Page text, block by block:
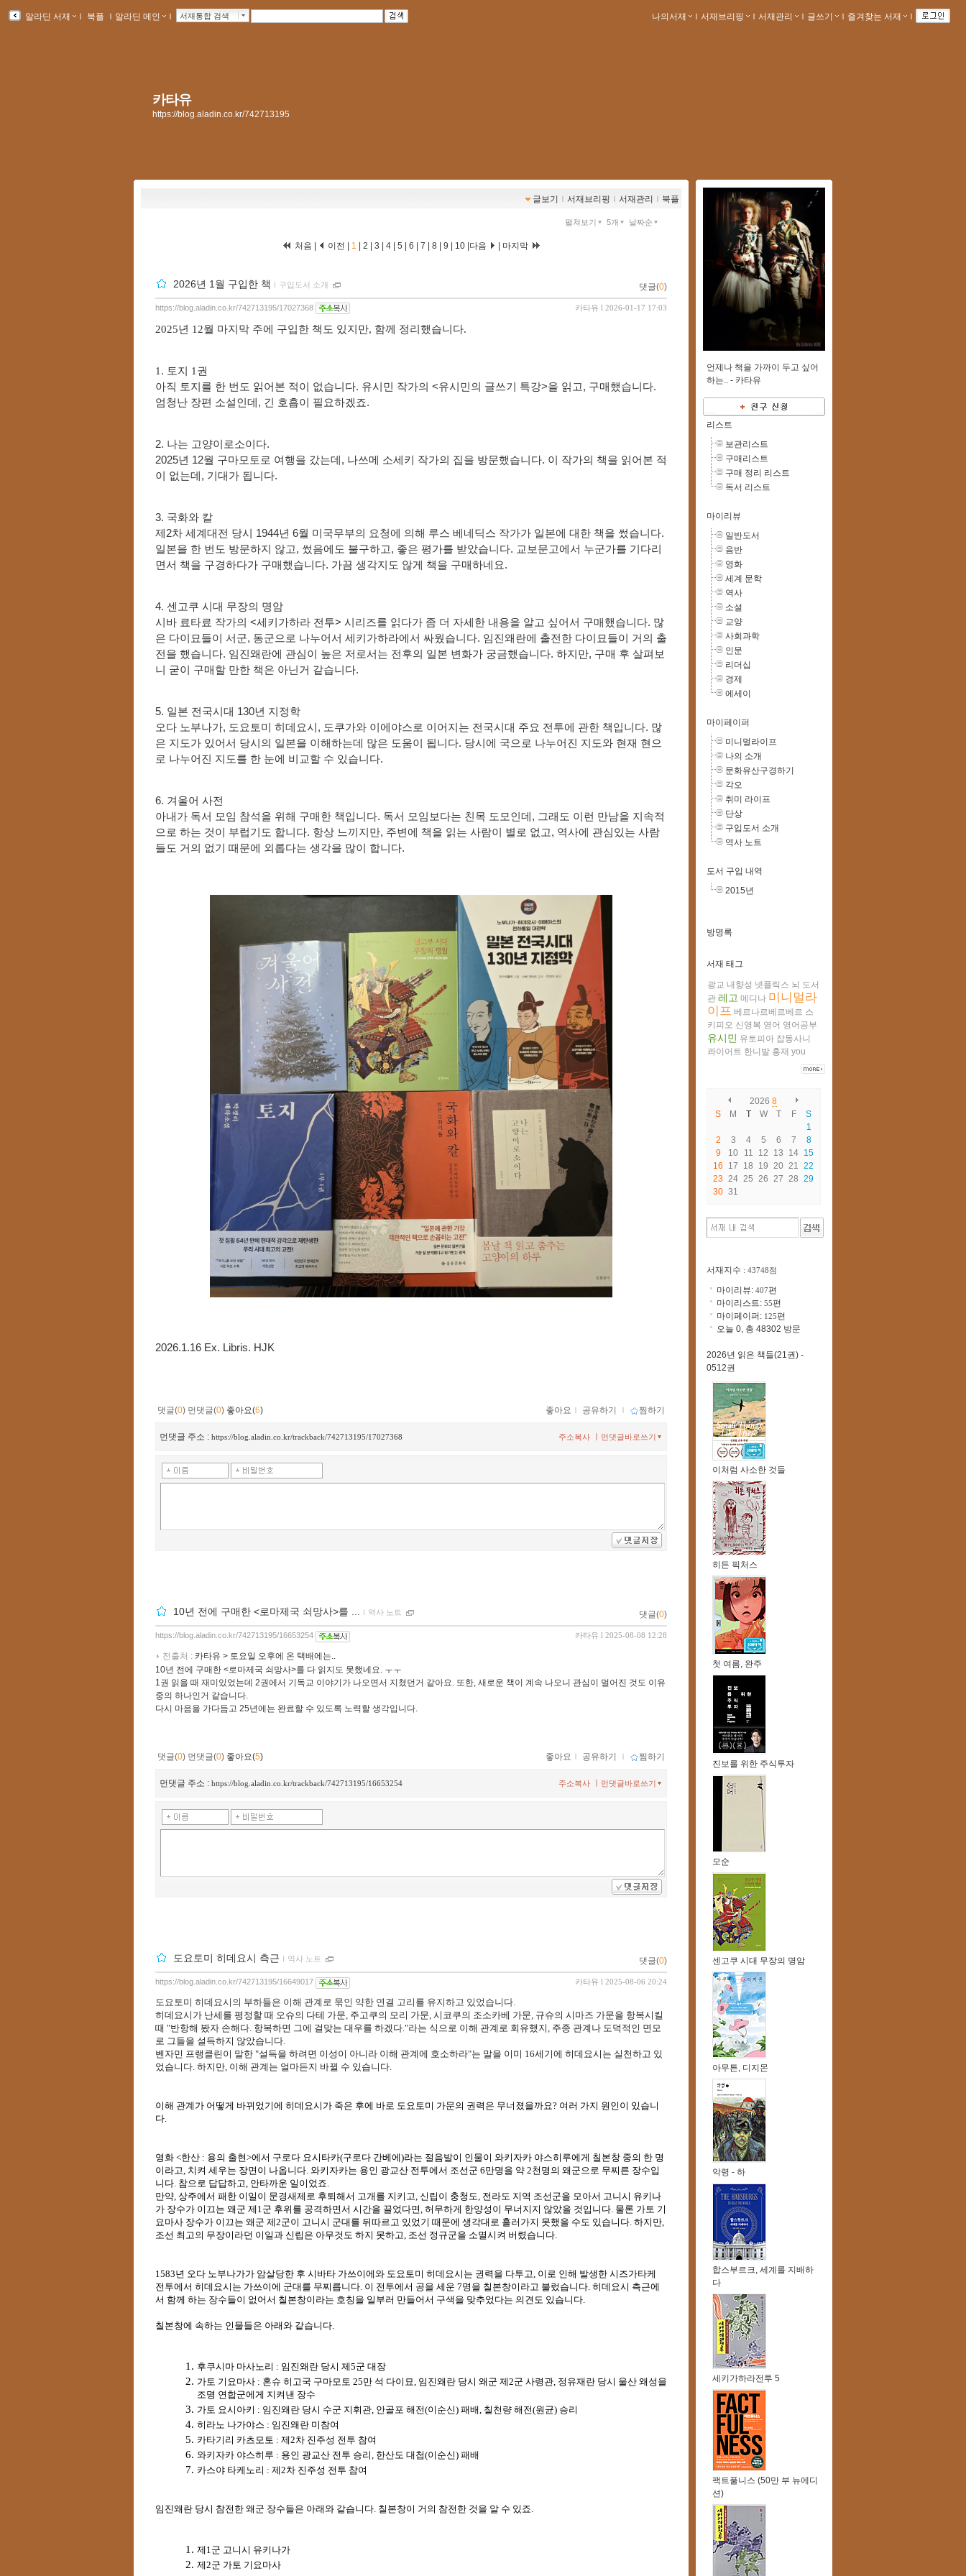
알라딘 서재 ｌ 북플 ｌ 알라딘 메인 ｌ 서재통합 검색 나의서재 ｌ 서재브리핑 ｌ 서재관리 ｌ 글쓰기 ｌ 즐겨찾는 서재 ｌ
카타유
https://blog.aladin.co.kr/742713195
글보기 ｌ 서재브리핑 ｌ 서재관리 ｌ 북플
펼쳐보기 5개 날짜순
처음 | 이전 | 1 2 3 4 5 6 7 8 9 10 다음 마지막
2026년 1월 구입한 책 ｌ 구입도서 소개 댓글(0)
카타유 l 2026-01-17 17:03
https://blog.aladin.co.kr/742713195/17027368
2025년 12월 마지막 주에 구입한 책도 있지만, 함께 정리했습니다.
1. 토지 1권
아직 토지를 한 번도 읽어본 적이 없습니다. 유시민 작가의 <유시민의 글쓰기 특강>을 읽고, 구매했습니다.
엄청난 장편 소설인데, 긴 호흡이 필요하겠죠.
2. 나는 고양이로소이다.
2025년 12월 구마모토로 여행을 갔는데, 나쓰메 소세키 작가의 집을 방문했습니다. 이 작가의 책을 읽어본 적
이 없는데, 기대가 됩니다.
3. 국화와 칼
제2차 세계대전 당시 1944년 6월 미국무부의 요청에 의해 루스 베네딕스 작가가 일본에 대한 책을 썼습니다.
일본을 한 번도 방문하지 않고, 썼음에도 불구하고, 좋은 평가를 받았습니다. 교보문고에서 누군가를 기다리
면서 책을 구경하다가 구매했습니다. 가끔 생각지도 않게 책을 구매하네요.
4. 센고쿠 시대 무장의 명암
시바 료타료 작가의 <세키가하라 전투> 시리즈를 읽다가 좀 더 자세한 내용을 알고 싶어서 구매했습니다. 많
은 다이묘들이 서군, 동군으로 나누어서 세키가하라에서 싸웠습니다. 임진왜란에 출전한 다이묘들이 거의 출
전을 했습니다. 임진왜란에 관심이 높은 저로서는 전후의 일본 변화가 궁금했습니다. 하지만, 구매 후 살펴보
니 굳이 구매할 만한 책은 아닌거 같습니다.
5. 일본 전국시대 130년 지정학
오다 노부나가, 도요토미 히데요시, 도쿠가와 이에야스로 이어지는 전국시대 주요 전투에 관한 책입니다. 많
은 지도가 있어서 당시의 일본을 이해하는데 많은 도움이 됩니다. 당시에 국으로 나누어진 지도와 현재 현으
로 나누어진 지도를 한 눈에 비교할 수 있습니다.
6. 겨울어 사전
아내가 독서 모임 참석을 위해 구매한 책입니다. 독서 모임보다는 친목 도모인데, 그래도 이런 만남을 지속적
으로 하는 것이 부럽기도 합니다. 항상 느끼지만, 주변에 책을 읽는 사람이 별로 없고, 역사에 관심있는 사람
들도 거의 없기 때문에 외롭다는 생각을 많이 합니다.
2026.1.16 Ex. Libris. HJK
댓글(0) 먼댓글(0) 좋아요(6) 좋아요 ｌ 공유하기 ｌ 찜하기
먼댓글 주소 : https://blog.aladin.co.kr/trackback/742713195/17027368 먼댓글바로쓰기
주소복사
10년 전에 구매한 <로마제국 쇠망사>를 ... ｌ 역사 노트 댓글(0)
카타유 l 2025-08-08 12:28
https://blog.aladin.co.kr/742713195/16653254
전출처 : 카타유 > 토요일 오후에 온 택배에는..
10년 전에 구매한 <로마제국 쇠망사>를 다 읽지도 못했네요. ㅜㅜ
1권 읽을 때 재미있었는데 2권에서 기독교 이야기가 나오면서 지쳤던거 같아요. 또한, 새로운 책이 계속 나오니 관심이 멀어진 것도 이유
중의 하나인거 같습니다.
다시 마음을 가다듬고 25년에는 완료할 수 있도록 노력할 생각입니다.
댓글(0) 먼댓글(0) 좋아요(5) 좋아요 ｌ 공유하기 ｌ 찜하기
먼댓글 주소 : https://blog.aladin.co.kr/trackback/742713195/16653254 먼댓글바로쓰기
주소복사
도요토미 히데요시 측근 ｌ 역사 노트 댓글(0)
카타유 l 2025-08-06 20:24
https://blog.aladin.co.kr/742713195/16649017
도요토미 히데요시의 부하들은 이해 관계로 묶인 약한 연결 고리를 유지하고 있었습니다.
히데요시가 난세를 평정할 때 오슈의 다테 가문, 주고쿠의 모리 가문, 시코쿠의 조소카베 가문, 규슈의 시마즈 가문을 항복시킬
때 "반항해 봤자 손해다. 항복하면 그에 걸맞는 대우를 하겠다."라는 식으로 이해 관계로 회유했지, 주종 관계나 도덕적인 면모
로 그들을 설득하지 않았습니다.
벤자민 프랭클린이 말한 "설득을 하려면 이성이 아니라 이해 관계에 호소하라"는 말을 이미 16세기에 히데요시는 실천하고 있
었습니다. 하지만, 이해 관계는 얼마든지 바뀔 수 있습니다.
이해 관계가 어떻게 바뀌었기에 히데요시가 죽은 후에 바로 도요토미 가문의 권력은 무너졌을까요? 여러 가지 원인이 있습니
다.
영화 <한산 : 용의 출현>에서 구로다 요시타카(구로다 간베에)라는 절음발이 인물이 와키자카 야스히루에게 칠본창 중의 한 명
이라고, 치켜 세우는 장면이 나옵니다. 와키자카는 용인 광교산 전투에서 조선군 6만명을 약 2천명의 왜군으로 무찌른 장수입
니다. 참으로 답답하고, 안타까운 일이었죠.
만약, 상주에서 패한 이일이 문경새제로 후퇴해서 고개를 지키고, 신립이 충청도, 전라도 지역 조선군을 모아서 고니시 유키나
가 장수가 이끄는 왜군 제1군 후위를 공격하면서 시간을 끌었다면, 허무하게 한양성이 무너지지 않았을 것입니다. 물론 가토 기
요마사 장수가 이끄는 왜군 제2군이 고니시 군대를 뒤따르고 있었기 때문에 생각대로 흘러가지 못했을 수도 있습니다. 하지만,
조선 최고의 무장이라던 이일과 신립은 아무것도 하지 못하고, 조선 정규군을 소멸시켜 버렸습니다.
1583년 오다 노부나가가 암살당한 후 시바타 가쓰이에와 도요토미 히데요시는 권력을 다투고, 이로 인해 발생한 시즈가타케
전투에서 히데요시는 가쓰이에 군대를 무찌릅니다. 이 전투에서 공을 세운 7명을 칠본창이라고 불렀습니다. 히데요시 측근에
서 함께 하는 장수들이 없어서 칠본창이라는 호칭을 일부러 만들어서 구색을 맞추었다는 의견도 있습니다.
칠본창에 속하는 인물들은 아래와 같습니다.
후쿠시마 마사노리 : 임진왜란 당시 제5군 대장
가토 기요마사 : 혼슈 히고국 구마모토 25만 석 다이묘, 임진왜란 당시 왜군 제2군 사령관, 정유재란 당시 울산 왜성을
조명 연합군에게 지켜낸 장수
가토 요시아키 : 임진왜란 당시 수군 지휘관, 안골포 해전(이순신) 패배, 칠천량 해전(원균) 승리
히라노 나가야스 : 임진왜란 미참여
카타기리 카츠모토 : 제2차 진주성 전투 참여
와키자카 야스히루 : 용인 광교산 전투 승리, 한산도 대첩(이순신) 패배
카스야 타케노리 : 제2차 진주성 전투 참여
임진왜란 당시 참전한 왜군 장수들은 아래와 같습니다. 칠본창이 거의 참전한 것을 알 수 있죠.
제1군 고니시 유키나가
제2군 가토 기요마사
언제나 책을 가까이 두고 싶어
하는.. - 카타유
리스트
보관리스트
구매리스트
구매 정리 리스트
독서 리스트
마이리뷰
일반도서
음반
영화
세계 문학
역사
소설
교양
사회과학
인문
리더십
경제
에세이
마이페이퍼
미니멀라이프
나의 소개
문화유산구경하기
각오
취미 라이프
단상
구입도서 소개
역사 노트
도서 구입 내역
2015년
방명록
서재 태그
광교 내향성 넷플릭스 뇌 도서
관 레고 메디나 미니멀라
이프 베르나르베르베르 스
키피오 신영복 영어 영어공부
유시민 유토피아 잡동사니
콰이어트 한니발 홍재 you
2026 8
S
M T W T F
S
1
2
3 4 5 6 7
8
9
10 11 12 13 14 15
16
17 18 19 20 21
22
23 24 25 26 27 28 29
30 31
서재지수 : 43748점
마이리뷰: 407편
마이리스트: 55편
마이페이퍼: 125편
오늘 0, 총 48302 방문
2026년 읽은 책들(21권) -
0512권
이처럼 사소한 것들
히든 픽처스
첫 여름, 완주
진보를 위한 주식투자
모순
센고쿠 시대 무장의 명암
아무튼, 디지몬
악령 - 하
합스부르크, 세계를 지배하
다
세키가하라전투 5
팩트풀니스 (50만 부 뉴에디
션)